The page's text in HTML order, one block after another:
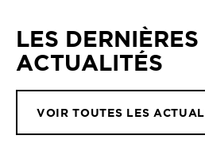
LES DERNIÈRES
ACTUALITÉS
VOIR TOUTES LES